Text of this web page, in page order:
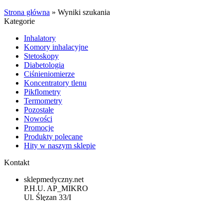
Strona główna » Wyniki szukania
Kategorie
Inhalatory
Komory inhalacyjne
Stetoskopy
Diabetologia
Ciśnieniomierze
Koncentratory tlenu
Pikflometry
Termometry
Pozostałe
Nowości
Promocje
Produkty polecane
Hity w naszym sklepie
Kontakt
sklepmedyczny.net
P.H.U. AP_MIKRO
Ul. Ślęzan 33/I